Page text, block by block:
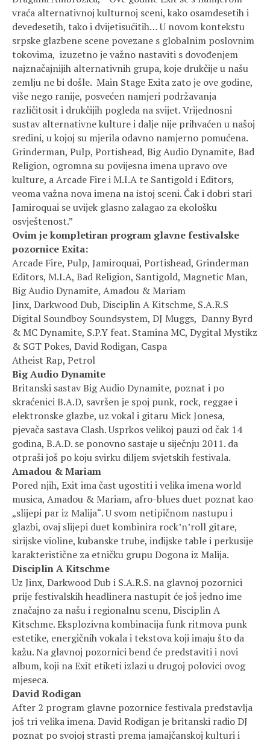
vraća alternativnoj kulturnoj sceni, kako osamdesetih i
devedesetih, tako i dvijetisućitih… U novom kontekstu
srpske glazbene scene povezane s globalnim poslovnim
tokovima, izuzetno je važno nastaviti s dovođenjem
najznačajnijih alternativnih grupa, koje drukčije u našu
zemlju ne bi došle. Main Stage Exita zato je ove godine,
više nego ranije, posvećen namjeri podržavanja
različitosit i drukčijih pogleda na svijet. Vrijednosni
sustav alternativne kulture i dalje nije prihvaćen u našoj
sredini, u kojoj su mjerila odavno namjerno pomućena.
Grinderman, Pulp, Portishead, Big Audio Dynamite, Bad
Religion, ogromna su povijesna imena upravo ove
kulture, a Arcade Fire i M.I.A te Santigold i Editors,
veoma važna nova imena na istoj sceni. Čak i dobri stari
Jamiroquai se uvijek glasno zalagao za ekološku
osvještenost.”
Ovim je kompletiran program glavne festivalske
pozornice Exita:
Arcade Fire, Pulp, Jamiroquai, Portishead, Grinderman
Editors, M.I.A, Bad Religion, Santigold, Magnetic Man,
Big Audio Dynamite, Amadou & Mariam
Jinx, Darkwood Dub, Disciplin A Kitschme, S.A.R.S
Digital Soundboy Soundsystem, DJ Muggs, Danny Byrd
& MC Dynamite, S.P.Y feat. Stamina MC, Dygital Mystikz
& SGT Pokes, David Rodigan, Caspa
Atheist Rap, Petrol
Big Audio Dynamite
Britanski sastav Big Audio Dynamite, poznat i po
skraćenici B.A.D, savršen je spoj punk, rock, reggae i
elektronske glazbe, uz vokal i gitaru Mick Jonesa,
pjevača sastava Clash. Usprkos velikoj pauzi od čak 14
godina, B.A.D. se ponovno sastaje u siječnju 2011. da
otpraši još po koju svirku diljem svjetskih festivala.
Amadou & Mariam
Pored njih, Exit ima čast ugostiti i velika imena world
musica, Amadou & Mariam, afro-blues duet poznat kao
„slijepi par iz Malija“. U svom netipičnom nastupu i
glazbi, ovaj slijepi duet kombinira rock’n’roll gitare,
sirijske violine, kubanske trube, indijske table i perkusije
karakteristične za etničku grupu Dogona iz Malija.
Disciplin A Kitschme
Uz Jinx, Darkwood Dub i S.A.R.S. na glavnoj pozornici
prije festivalskih headlinera nastupit će još jedno ime
značajno za našu i regionalnu scenu, Disciplin A
Kitschme. Eksplozivna kombinacija funk ritmova punk
estetike, energičnih vokala i tekstova koji imaju što da
kažu. Na glavnoj pozornici bend će predstaviti i novi
album, koji na Exit etiketi izlazi u drugoj polovici ovog
mjeseca.
David Rodigan
After 2 program glavne pozornice festivala predstavlja
još tri velika imena. David Rodigan je britanski radio DJ
poznat po svojoj strasti prema jamajčanskoj kulturi i